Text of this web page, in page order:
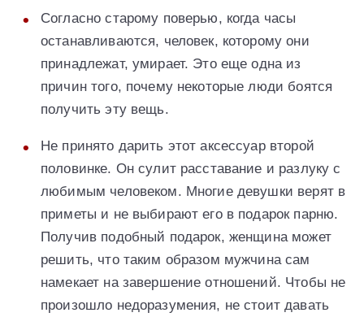
Согласно старому поверью, когда часы
останавливаются, человек, которому они
принадлежат, умирает. Это еще одна из
причин того, почему некоторые люди боятся
получить эту вещь.
Не принято дарить этот аксессуар второй
половинке. Он сулит расставание и разлуку с
любимым человеком. Многие девушки верят в
приметы и не выбирают его в подарок парню.
Получив подобный подарок, женщина может
решить, что таким образом мужчина сам
намекает на завершение отношений. Чтобы не
произошло недоразумения, не стоит давать